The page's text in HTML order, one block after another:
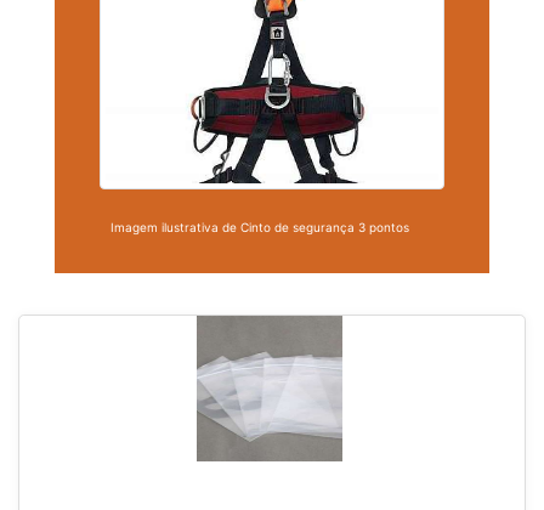
Imagem ilustrativa de Cinto de segurança 3 pontos